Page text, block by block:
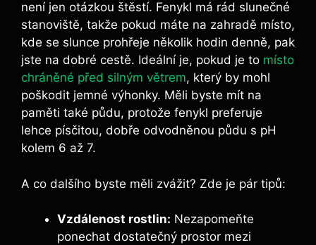
není jen otázkou štěstí. Fenykl má rád slunečné
stanoviště, takže pokud máte na zahradě místo,
kde se slunce prohřeje několik hodin denně, pak
jste na dobré cestě. Ideální je, pokud je to místo
chráněné před silným větrem, který by mohl
poškodit jemné výhonky. Měli byste mít na
paměti také půdu, protože fenykl preferuje
lehce písčitou, dobře odvodněnou půdu s pH
kolem 6 až 7.
A co dalšího byste měli zvážit? Zde je pár tipů:
Vzdálenost rostlin: Nezapomeňte
ponechat dostatečný prostor mezi